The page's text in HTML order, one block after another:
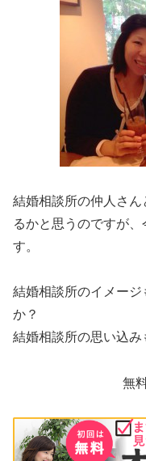
結婚相談所の仲人さ
るかと思うのですが
す。
結婚相談所のイメー
か？
結婚相談所の思い込み
無